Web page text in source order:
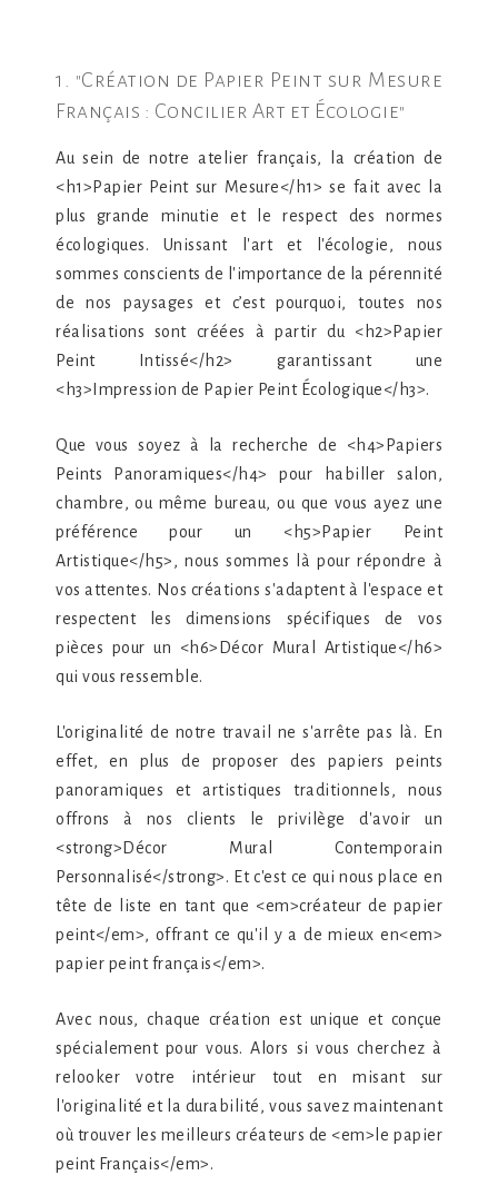
1. "Création de Papier Peint sur Mesure
Français : Concilier Art et Écologie"
Au sein de notre atelier français, la création de
<h1>Papier Peint sur Mesure</h1> se fait avec la
plus grande minutie et le respect des normes
écologiques. Unissant l'art et l'écologie, nous
sommes conscients de l'importance de la pérennité
de nos paysages et c’est pourquoi, toutes nos
réalisations sont créées à partir du <h2>Papier
Peint Intissé</h2> garantissant une
<h3>Impression de Papier Peint Écologique</h3>.
Que vous soyez à la recherche de <h4>Papiers
Peints Panoramiques</h4> pour habiller salon,
chambre, ou même bureau, ou que vous ayez une
préférence pour un <h5>Papier Peint
Artistique</h5>, nous sommes là pour répondre à
vos attentes. Nos créations s'adaptent à l'espace et
respectent les dimensions spécifiques de vos
pièces pour un <h6>Décor Mural Artistique</h6>
qui vous ressemble.
L'originalité de notre travail ne s'arrête pas là. En
effet, en plus de proposer des papiers peints
panoramiques et artistiques traditionnels, nous
offrons à nos clients le privilège d'avoir un
<strong>Décor Mural Contemporain
Personnalisé</strong>. Et c'est ce qui nous place en
tête de liste en tant que <em>créateur de papier
peint</em>, offrant ce qu'il y a de mieux en<em>
papier peint français</em>.
Avec nous, chaque création est unique et conçue
spécialement pour vous. Alors si vous cherchez à
relooker votre intérieur tout en misant sur
l'originalité et la durabilité, vous savez maintenant
où trouver les meilleurs créateurs de <em>le papier
peint Français</em>.